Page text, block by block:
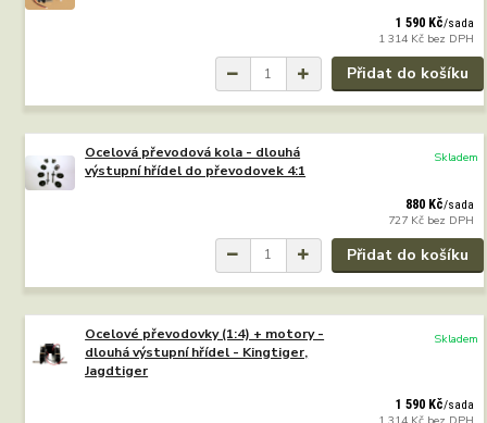
1 590 Kč/sada
1 314 Kč bez DPH
Přidat do košíku
Ocelová převodová kola - dlouhá
výstupní hřídel do převodovek 4:1
880 Kč/sada
727 Kč bez DPH
Skladem
Přidat do košíku
Ocelové převodovky (1:4) + motory -
dlouhá výstupní hřídel - Kingtiger,
Jagdtiger
1 590 Kč/sada
Skladem